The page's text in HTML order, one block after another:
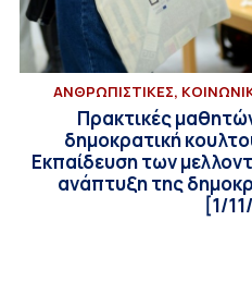
ΑΝΘΡΩΠΙΣΤΙΚΕΣ,
Πρακτικές
δημοκρατική
Εκπαίδευση των
ανάπτυξη της
[1/